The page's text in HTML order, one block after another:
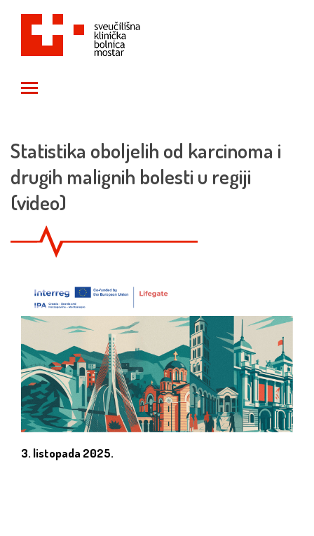
Statistika oboljelih od karcinoma i
drugih malignih bolesti u regiji
(video)
3. listopada 2025.